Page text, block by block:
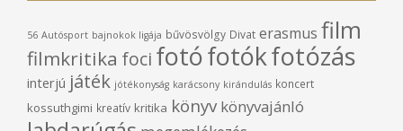
56 Autósport bajnokok ligája bűvösvölgy Divat erasmus film
filmkritika foci fotófotókfotózás
interjú játék jótékonyság karácsony kirándulás koncert
kossuthgimi kreatív kritika könyv könyvajánló